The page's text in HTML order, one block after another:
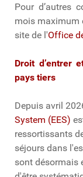
Pour d’autres
mois maximum
site de l'Office
Droit d’entrer
pays tiers
Depuis avril
System (EES)
ressortissants
séjours dans
sont désormais